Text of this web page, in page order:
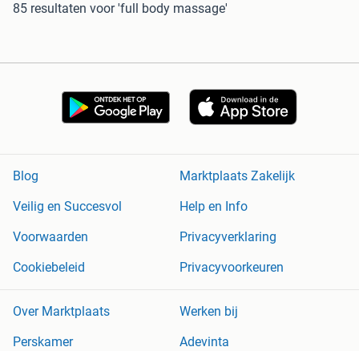
85 resultaten voor 'full body massage'
Blog
Marktplaats Zakelijk
Veilig en Succesvol
Help en Info
Voorwaarden
Privacyverklaring
Cookiebeleid
Privacyvoorkeuren
Over Marktplaats
Werken bij
Perskamer
Adevinta